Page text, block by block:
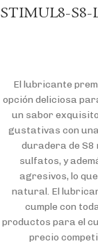
STIMUL8-
El lubricante
opción deliciosa
un sabor
gustativas con
duradera de S8
sulfatos, y
agresivos, lo
natural. El
cumple con
productos para el
precio